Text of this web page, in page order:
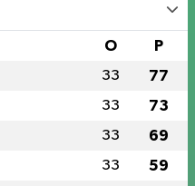
O P
33 77
33 73
33 69
33 59